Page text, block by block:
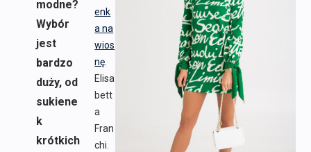
enk
a na
wios
nę.
Elisa
bett
a
Fran
chi.
modne?
Wybór
jest
bardzo
duży, od
sukiene
k
krótkich